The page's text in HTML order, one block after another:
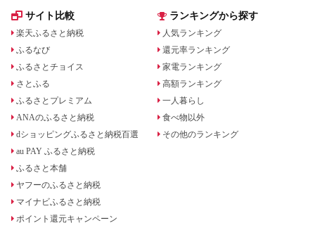
サイト比較
楽天ふるさと納税
ふるなび
ふるさとチョイス
さとふる
ふるさとプレミアム
ANAのふるさと納税
dショッピングふるさと納税百選
au PAY ふるさと納税
ふるさと本舗
ヤフーのふるさと納税
マイナビふるさと納税
ポイント還元キャンペーン
ランキングから探す
人気ランキング
還元率ランキング
家電ランキング
高額ランキング
一人暮らし
食べ物以外
その他のランキング